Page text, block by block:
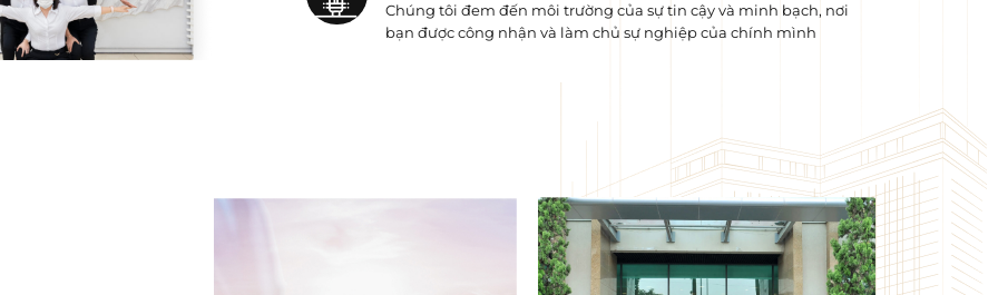
Chúng tôi đem đến môi trường của sự tin cậy và minh bạch, nơi
bạn được công nhận và làm chủ sự nghiệp của chính mình